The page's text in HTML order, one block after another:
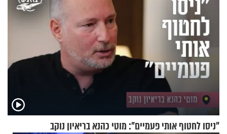
"ניסו לחטוף אותי פעמיים": מוטי כהנא בריאיון נוקב